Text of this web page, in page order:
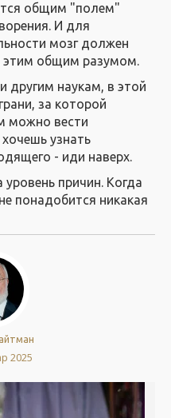
общим "полем"
И для
мозг должен
этим общим разумом.
другим наукам, в этой
за которой
можно вести
узнать
- иди наверх.
причин. Когда
понадобится никакая
2025